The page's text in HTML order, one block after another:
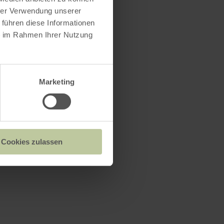
Verwendung unserer
diese Informationen
Rahmen Ihrer Nutzung
Marketing
Cookies zulassen